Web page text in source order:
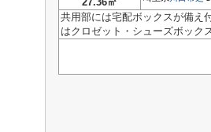
共用部には宅配ボックスが備え
はクロゼット・シューズボック